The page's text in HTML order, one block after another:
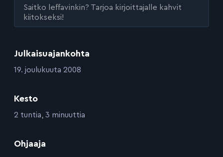
Julkaisuajankohta
:19. joulukuuta 2008
Kesto
:2 tuntia, 3 minuuttia
Ohjaaja
Saitko leffavinkin? Tarjoa kirjoittajalle kahvit
kiitokseksi!